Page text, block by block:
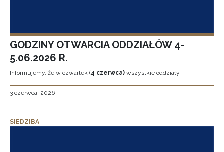
GODZINY OTWARCIA ODDZIAŁÓW 4-
5.06.2026 R.
Informujemy, że w czwartek (4 czerwca) wszystkie oddziały
3 czerwca, 2026
SIEDZIBA